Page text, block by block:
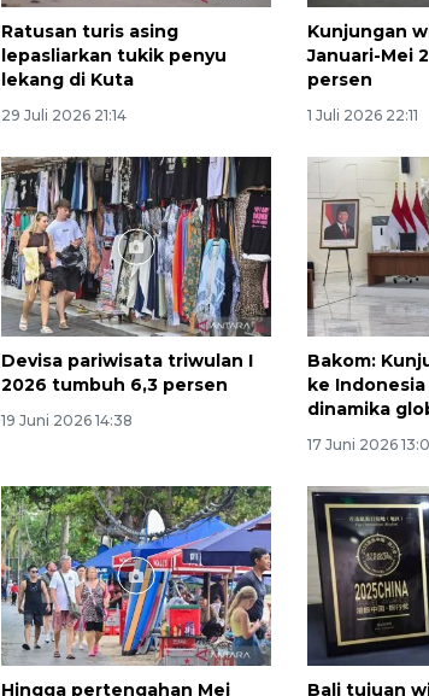
Ratusan turis asing
lepasliarkan tukik penyu
lekang di Kuta
29 Juli 2026 21:14
Kunjungan
Januari-Mei
persen
1 Juli 2026 22:11
Devisa pariwisata triwulan I
2026 tumbuh 6,3 persen
19 Juni 2026 14:38
Bakom:
ke
dinamika
17 Juni 2026
Hingga pertengahan Mei
Bali tujuan
Persebaya akan
Persib di laga
Presiden 2026